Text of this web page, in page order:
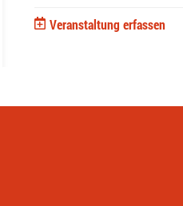
Veranstaltung erfassen